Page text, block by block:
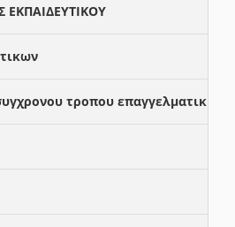
ΕΚΠΑΙΔΕΥΤΙΚΟΥ
τροπου επαγγελματικης